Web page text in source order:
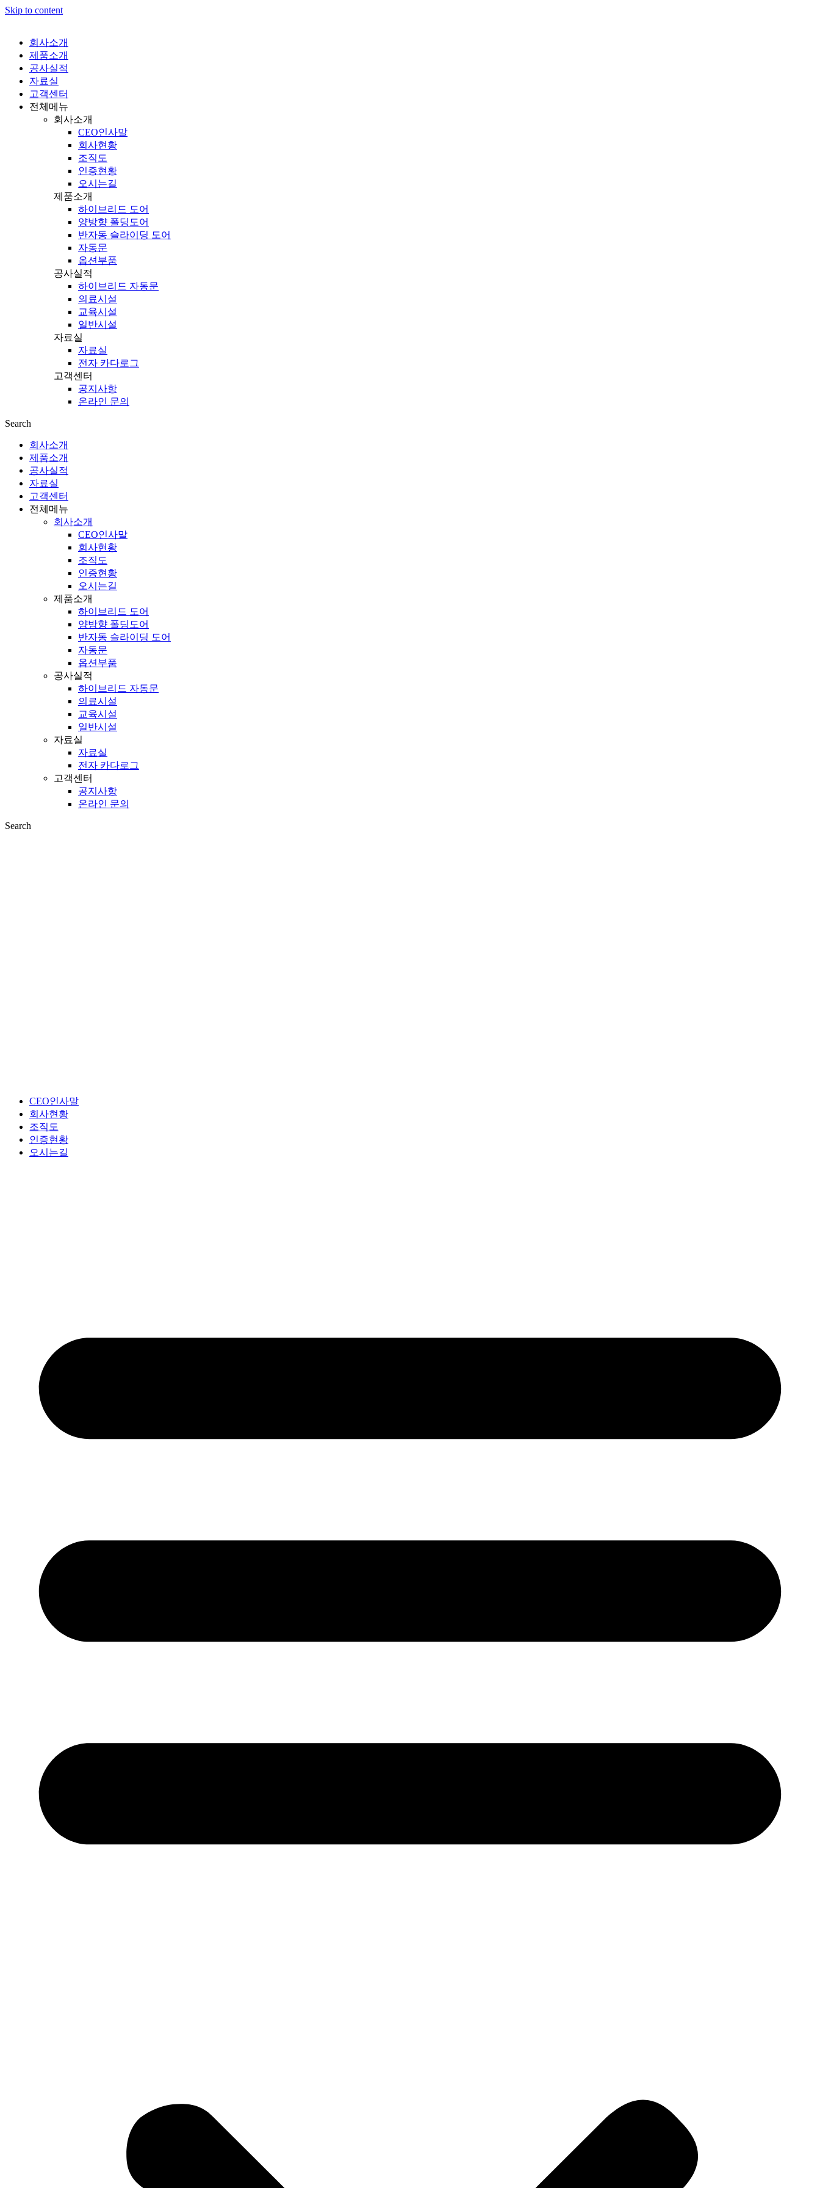
Skip to content
회사소개
제품소개
공사실적
자료실
고객센터
전체메뉴
회사소개
CEO인사말
회사현황
조직도
인증현황
오시는길
제품소개
하이브리드 도어
양방향 폴딩도어
반자동 슬라이딩 도어
자동문
옵션부품
공사실적
하이브리드 자동문
의료시설
교육시설
일반시설
자료실
자료실
전자 카다로그
고객센터
공지사항
온라인 문의
Search
회사소개
제품소개
공사실적
자료실
고객센터
전체메뉴
회사소개
CEO인사말
회사현황
조직도
인증현황
오시는길
제품소개
하이브리드 도어
양방향 폴딩도어
반자동 슬라이딩 도어
자동문
옵션부품
공사실적
하이브리드 자동문
의료시설
교육시설
일반시설
자료실
자료실
전자 카다로그
고객센터
공지사항
온라인 문의
Search
CEO인사말
회사현황
조직도
인증현황
오시는길